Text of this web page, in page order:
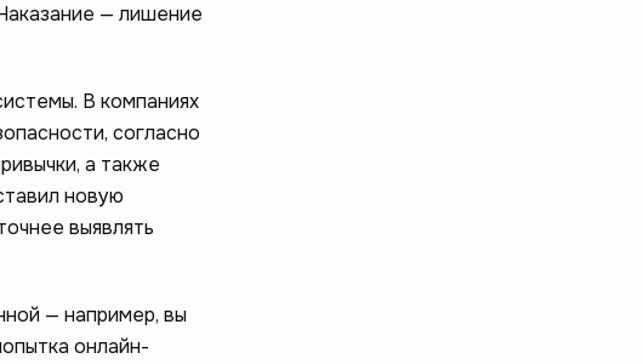
— лишение
В компаниях
согласно
а также
новую
выявлять
— например, вы
онлайн-